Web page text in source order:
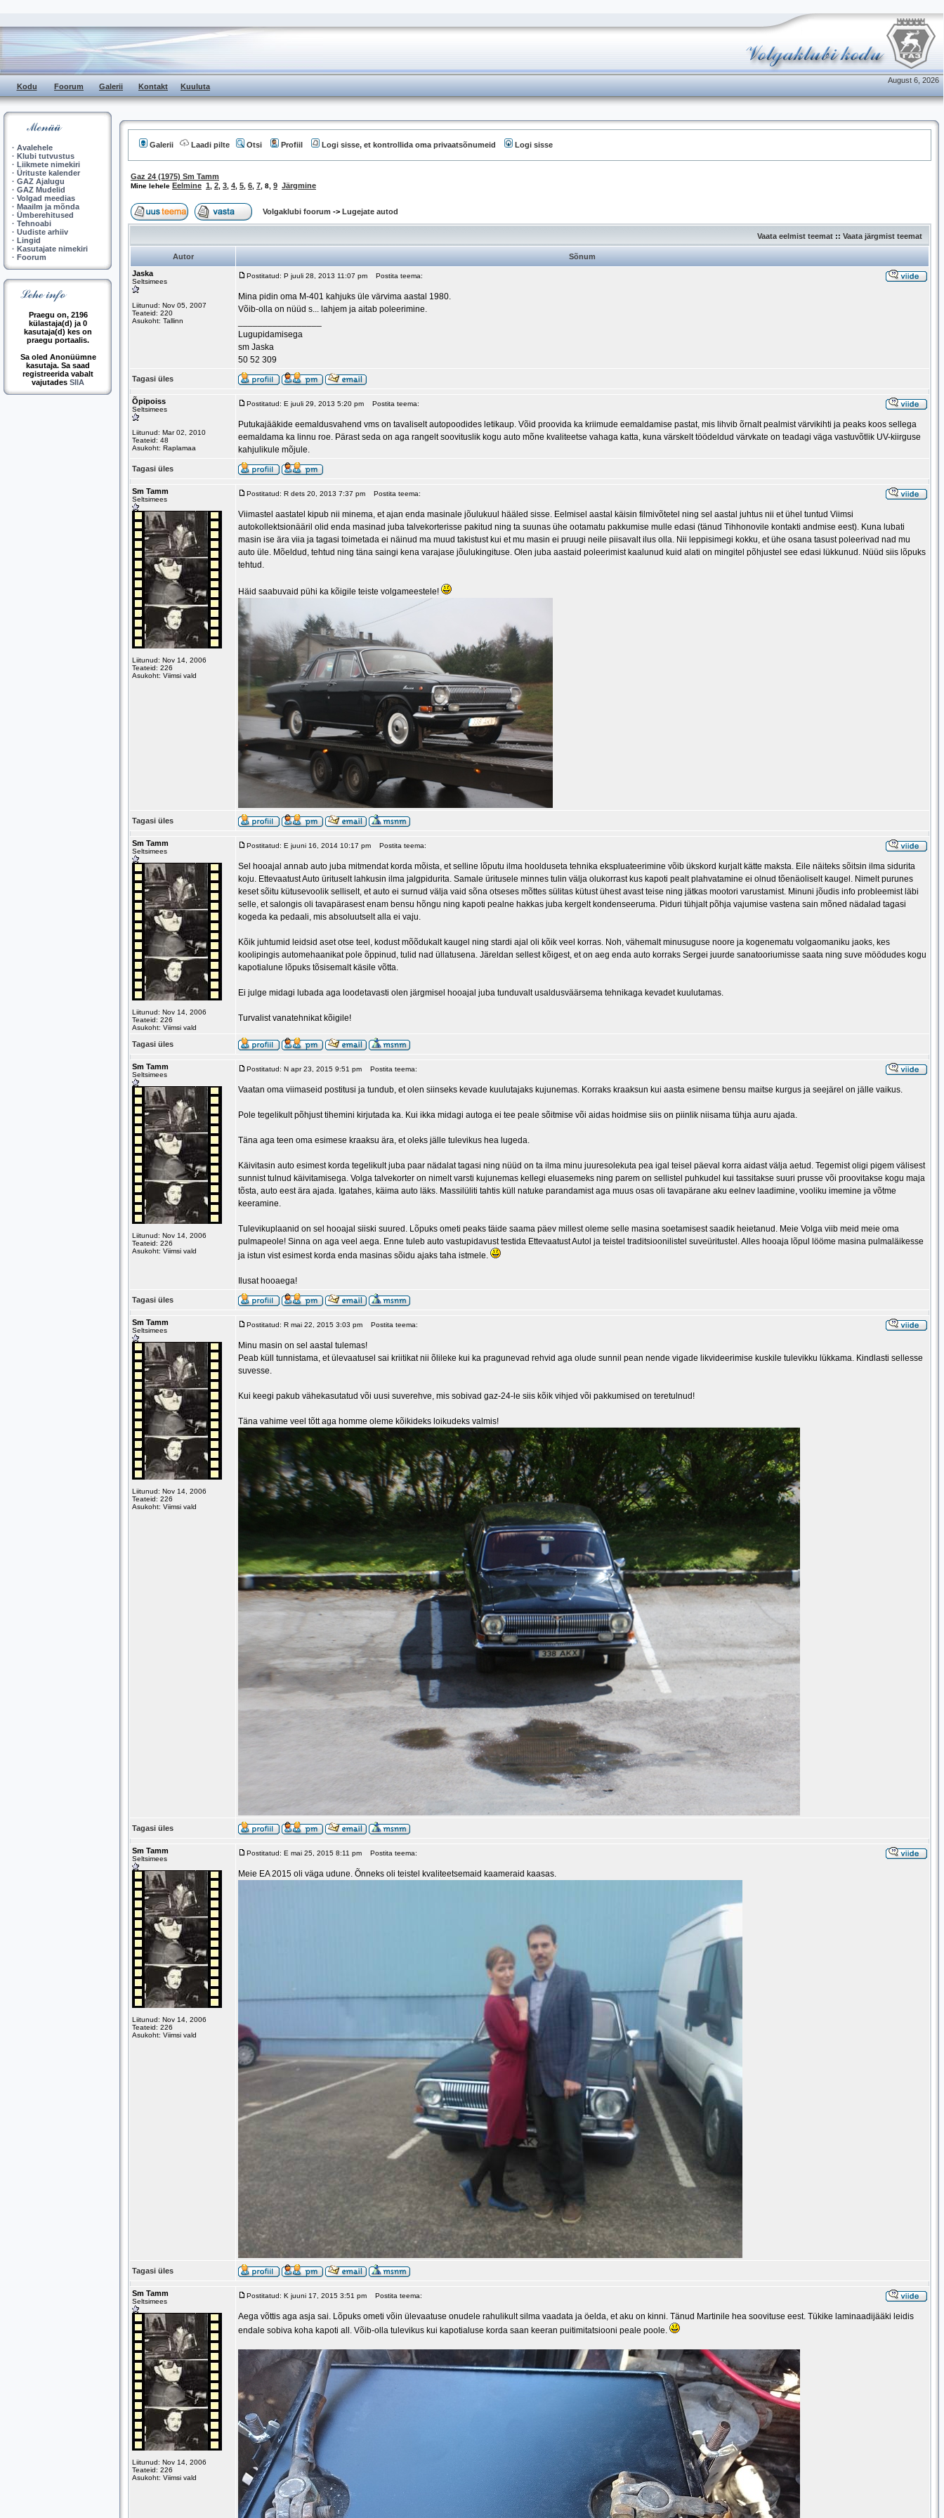
Kodu Foorum Galerii Kontakt Kuuluta
August 6, 2026
· Avalehele
· Klubi tutvustus
· Liikmete nimekiri
· Ürituste kalender
· GAZ Ajalugu
· GAZ Mudelid
· Volgad meedias
· Maailm ja mõnda
· Ümberehitused
· Tehnoabi
· Uudiste arhiiv
· Lingid
· Kasutajate nimekiri
· Foorum
Praegu on, 2196
külastaja(d) ja 0
kasutaja(d) kes on
praegu portaalis.
Sa oled Anonüümne
kasutaja. Sa saad
registreerida vabalt
vajutades SIIA
Galerii Laadi pilte Otsi Profiil Logi sisse, et kontrollida oma privaatsõnumeid Logi sisse
Gaz 24 (1975) Sm Tamm
Mine lehele Eelmine 1 2 3 4 5 6 7 8 9 Järgmine
Volgaklubi foorum -> Lugejate autod
Vaata eelmist teemat :: Vaata järgmist teemat
Autor
Sõnum
Jaska
Seltsimees
Liitunud: Nov 05, 2007
Teateid: 220
Asukoht: Tallinn
Postitatud: P juuli 28, 2013 11:07 pm Postita teema:
Mina pidin oma M-401 kahjuks üle värvima aastal 1980.
Võib-olla on nüüd s... lahjem ja aitab poleerimine.
Lugupidamisega
sm Jaska
50 52 309
Tagasi üles
Õpipoiss
Seltsimees
Liitunud: Mar 02, 2010
Teateid: 48
Asukoht: Raplamaa
Postitatud: E juuli 29, 2013 5:20 pm Postita teema:
Putukajääkide eemaldusvahend vms on tavaliselt autopoodides letikaup. Võid proovida ka kriimude eemaldamise pastat, mis lihvib õrnalt pealmist värvikihti ja peaks koos sellega
eemaldama ka linnu roe. Pärast seda on aga rangelt soovituslik kogu auto mõne kvaliteetse vahaga katta, kuna värskelt töödeldud värvkate on teadagi väga vastuvõtlik UV-kiirguse
kahjulikule mõjule.
Tagasi üles
Sm Tamm
Seltsimees
Liitunud: Nov 14, 2006
Teateid: 226
Asukoht: Viimsi vald
Postitatud: R dets 20, 2013 7:37 pm Postita teema:
Viimastel aastatel kipub nii minema, et ajan enda masinale jõulukuul hääled sisse. Eelmisel aastal käisin filmivõtetel ning sel aastal juhtus nii et ühel tuntud Viimsi
autokollektsionääril olid enda masinad juba talvekorterisse pakitud ning ta suunas ühe ootamatu pakkumise mulle edasi (tänud Tihhonovile kontakti andmise eest). Kuna lubati
masin ise ära viia ja tagasi toimetada ei näinud ma muud takistust kui et mu masin ei pruugi neile piisavalt ilus olla. Nii leppisimegi kokku, et ühe osana tasust poleerivad nad mu
auto üle. Mõeldud, tehtud ning täna saingi kena varajase jõulukingituse. Olen juba aastaid poleerimist kaalunud kuid alati on mingitel põhjustel see edasi lükkunud. Nüüd siis lõpuks
tehtud.
Häid saabuvaid pühi ka kõigile teiste volgameestele!
Tagasi üles
Sm Tamm
Seltsimees
Liitunud: Nov 14, 2006
Teateid: 226
Asukoht: Viimsi vald
Postitatud: E juuni 16, 2014 10:17 pm Postita teema:
Sel hooajal annab auto juba mitmendat korda mõista, et selline lõputu ilma hoolduseta tehnika ekspluateerimine võib ükskord kurjalt kätte maksta. Eile näiteks sõitsin ilma sidurita
koju. Ettevaatust Auto ürituselt lahkusin ilma jalgpidurita. Samale üritusele minnes tulin välja olukorrast kus kapoti pealt plahvatamine ei olnud tõenäoliselt kaugel. Nimelt purunes
keset sõitu kütusevoolik selliselt, et auto ei surnud välja vaid sõna otseses mõttes sülitas kütust ühest avast teise ning jätkas mootori varustamist. Minuni jõudis info probleemist läbi
selle, et salongis oli tavapärasest enam bensu hõngu ning kapoti pealne hakkas juba kergelt kondenseeruma. Piduri tühjalt põhja vajumise vastena sain mõned nädalad tagasi
kogeda ka pedaali, mis absoluutselt alla ei vaju.
Kõik juhtumid leidsid aset otse teel, kodust mõõdukalt kaugel ning stardi ajal oli kõik veel korras. Noh, vähemalt minusuguse noore ja kogenematu volgaomaniku jaoks, kes
koolipingis automehaanikat pole õppinud, tulid nad üllatusena. Järeldan sellest kõigest, et on aeg enda auto korraks Sergei juurde sanatooriumisse saata ning suve möödudes kogu
kapotialune lõpuks tõsisemalt käsile võtta.
Ei julge midagi lubada aga loodetavasti olen järgmisel hooajal juba tunduvalt usaldusväärsema tehnikaga kevadet kuulutamas.
Turvalist vanatehnikat kõigile!
Tagasi üles
Sm Tamm
Seltsimees
Liitunud: Nov 14, 2006
Teateid: 226
Asukoht: Viimsi vald
Postitatud: N apr 23, 2015 9:51 pm Postita teema:
Vaatan oma viimaseid postitusi ja tundub, et olen siinseks kevade kuulutajaks kujunemas. Korraks kraaksun kui aasta esimene bensu maitse kurgus ja seejärel on jälle vaikus.
Pole tegelikult põhjust tihemini kirjutada ka. Kui ikka midagi autoga ei tee peale sõitmise või aidas hoidmise siis on piinlik niisama tühja auru ajada.
Täna aga teen oma esimese kraaksu ära, et oleks jälle tulevikus hea lugeda.
Käivitasin auto esimest korda tegelikult juba paar nädalat tagasi ning nüüd on ta ilma minu juuresolekuta pea igal teisel päeval korra aidast välja aetud. Tegemist oligi pigem välisest
sunnist tulnud käivitamisega. Volga talvekorter on nimelt varsti kujunemas kellegi eluasemeks ning parem on sellistel puhkudel kui tassitakse suuri prusse või proovitakse kogu maja
tõsta, auto eest ära ajada. Igatahes, käima auto läks. Massilüliti tahtis küll natuke parandamist aga muus osas oli tavapärane aku eelnev laadimine, vooliku imemine ja võtme
keeramine.
Tulevikuplaanid on sel hooajal siiski suured. Lõpuks ometi peaks täide saama päev millest oleme selle masina soetamisest saadik heietanud. Meie Volga viib meid meie oma
pulmapeole! Sinna on aga veel aega. Enne tuleb auto vastupidavust testida Ettevaatust Autol ja teistel traditsioonilistel suveüritustel. Alles hooaja lõpul lööme masina pulmaläikesse
ja istun vist esimest korda enda masinas sõidu ajaks taha istmele.
Ilusat hooaega!
Tagasi üles
Sm Tamm
Seltsimees
Liitunud: Nov 14, 2006
Teateid: 226
Asukoht: Viimsi vald
Postitatud: R mai 22, 2015 3:03 pm Postita teema:
Minu masin on sel aastal tulemas!
Peab küll tunnistama, et ülevaatusel sai kriitikat nii õlileke kui ka pragunevad rehvid aga olude sunnil pean nende vigade likvideerimise kuskile tulevikku lükkama. Kindlasti sellesse
suvesse.
Kui keegi pakub vähekasutatud või uusi suverehve, mis sobivad gaz-24-le siis kõik vihjed või pakkumised on teretulnud!
Täna vahime veel tõtt aga homme oleme kõikideks loikudeks valmis!
Tagasi üles
Sm Tamm
Seltsimees
Liitunud: Nov 14, 2006
Teateid: 226
Asukoht: Viimsi vald
Postitatud: E mai 25, 2015 8:11 pm Postita teema:
Meie EA 2015 oli väga udune. Õnneks oli teistel kvaliteetsemaid kaameraid kaasas.
Tagasi üles
Sm Tamm
Seltsimees
Liitunud: Nov 14, 2006
Teateid: 226
Asukoht: Viimsi vald
Postitatud: K juuni 17, 2015 3:51 pm Postita teema:
Aega võttis aga asja sai. Lõpuks ometi võin ülevaatuse onudele rahulikult silma vaadata ja öelda, et aku on kinni. Tänud Martinile hea soovituse eest. Tükike laminaadijääki leidis
endale sobiva koha kapoti all. Võib-olla tulevikus kui kapotialuse korda saan keeran puitimitatsiooni peale poole.